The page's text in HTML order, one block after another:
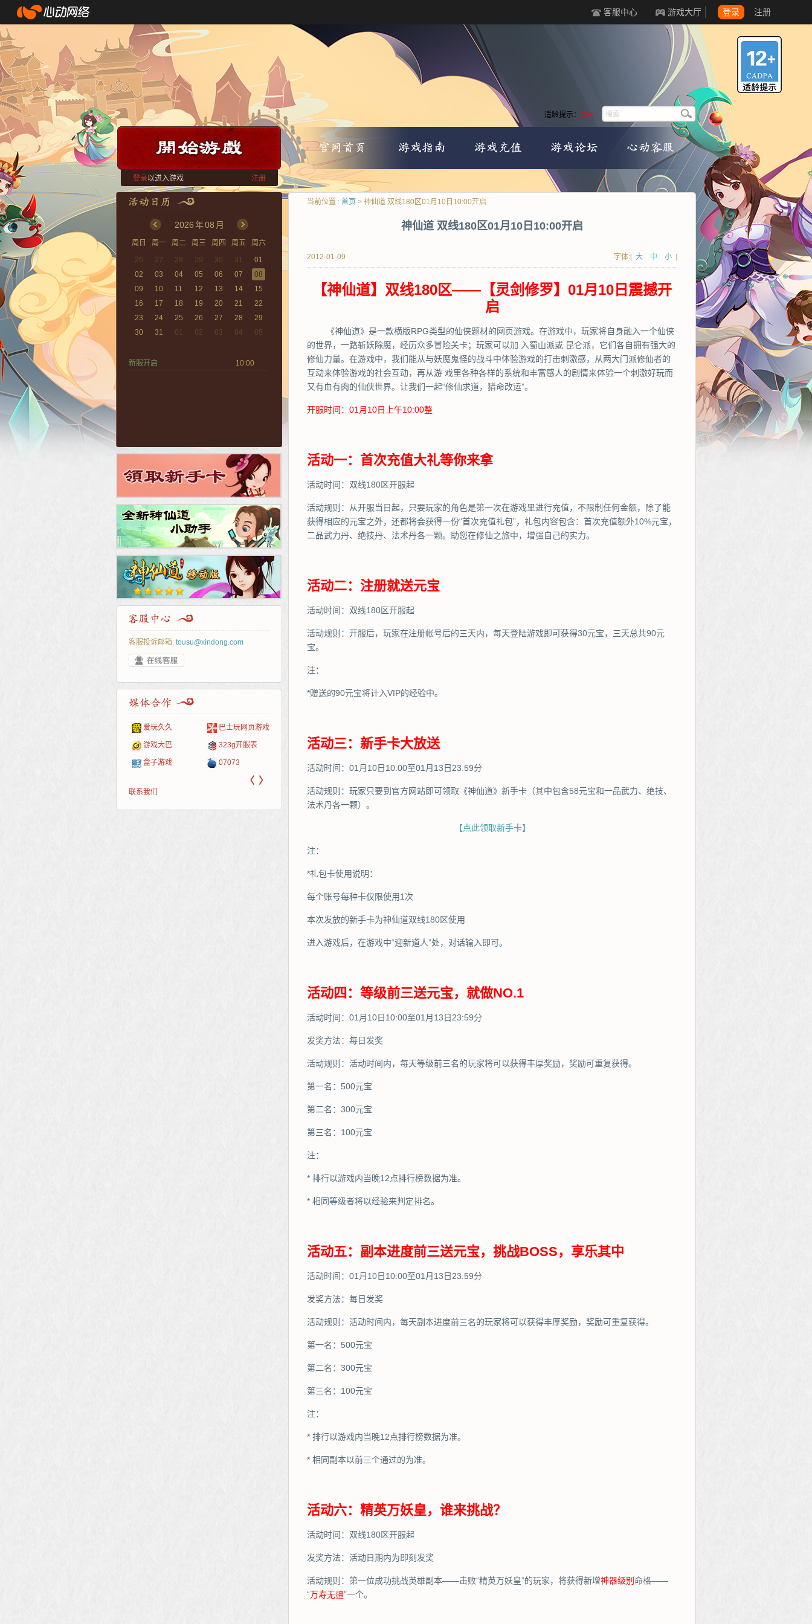
客服中心 游戏大厅 登录 注册
登录以进入游戏 注册
适龄提示： 12+
2026年08 月
周日 周一 周二 周三 周四 周五
周六
26
27 28 29 30 31
01
02
03 04 05 06 07
08
09
10 11 12 13 14
15
16
17 18 19 20 21
22
23
24 25 26 27 28
29
30
31 01 02 03 04 05
新服开启 10:00
客服投诉邮箱: tousu@xindong.com
爱玩久久 巴士玩网页游戏
游戏大巴 323g开服表
盒子游戏 07073
腾讯游戏 新浪游戏
新浪页游 网易游戏
pcgame 中华网
Cwan
游侠网页游戏 40407
5617网游网 一游网
斗蟹网页游戏 游戏观察
4q5q游戏
〈 〉
联系我们
当前位置 : 首页 > 神仙道 双线180区01月10日10:00开启
神仙道 双线180区01月10日10:00开启
2012-01-09 字体:[ 大 中 小 ]
【神仙道】双线180区——【灵剑修罗】01月10日震撼开
启
《神仙道》是一款横版RPG类型的仙侠题材的网页游戏。在游戏中，玩家将自身融入一个仙侠
的世界，一路斩妖除魔，经历众多冒险关卡；玩家可以加 入蜀山派或 昆仑派，它们各自拥有强大的
修仙力量。在游戏中，我们能从与妖魔鬼怪的战斗中体验游戏的打击刺激感，从两大门派修仙者的
互动来体验游戏的社会互动，再从游 戏里各种各样的系统和丰富感人的剧情来体验一个刺激好玩而
又有血有肉的仙侠世界。让我们一起“修仙求道，猎命改运”。
开服时间：01月10日上午10:00整
活动一：首次充值大礼等你来拿
活动时间：双线180区开服起
活动规则：从开服当日起，只要玩家的角色是第一次在游戏里进行充值，不限制任何金额，除了能
获得相应的元宝之外，还都将会获得一份“首次充值礼包”，礼包内容包含：首次充值额外10%元宝，
二品武力丹、绝技丹、法术丹各一颗。助您在修仙之旅中，增强自己的实力。
活动二：注册就送元宝
活动时间：双线180区开服起
活动规则：开服后，玩家在注册帐号后的三天内，每天登陆游戏即可获得30元宝，三天总共90元
宝。
注：
*赠送的90元宝将计入VIP的经验中。
活动三：新手卡大放送
活动时间：01月10日10:00至01月13日23:59分
活动规则：玩家只要到官方网站即可领取《神仙道》新手卡（其中包含58元宝和一品武力、绝技、
法术丹各一颗）。
【点此领取新手卡】
注：
*礼包卡使用说明：
每个账号每种卡仅限使用1次
本次发放的新手卡为神仙道双线180区使用
进入游戏后，在游戏中“迎新道人”处，对话输入即可。
活动四：等级前三送元宝，就做NO.1
活动时间：01月10日10:00至01月13日23:59分
发奖方法：每日发奖
活动规则：活动时间内，每天等级前三名的玩家将可以获得丰厚奖励，奖励可重复获得。
第一名：500元宝
第二名：300元宝
第三名：100元宝
注：
* 排行以游戏内当晚12点排行榜数据为准。
* 相同等级者将以经验来判定排名。
活动五：副本进度前三送元宝，挑战BOSS，享乐其中
活动时间：01月10日10:00至01月13日23:59分
发奖方法：每日发奖
活动规则：活动时间内，每天副本进度前三名的玩家将可以获得丰厚奖励，奖励可重复获得。
第一名：500元宝
第二名：300元宝
第三名：100元宝
注：
* 排行以游戏内当晚12点排行榜数据为准。
* 相同副本以前三个通过的为准。
活动六：精英万妖皇，谁来挑战？
活动时间：双线180区开服起
发奖方法：活动日期内为即刻发奖
活动规则：第一位成功挑战英雄副本——击败“精英万妖皇”的玩家，将获得新增神器级别 命格——
“万寿无疆”一个。